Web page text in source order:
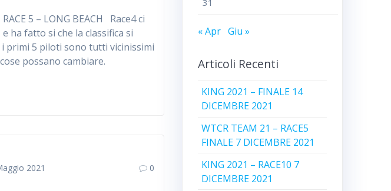
5 – LONG BEACH Race4 ci
ha fatto si che la classifica si
primi 5 piloti sono tutti vicinissimi
possano cambiare.
2021 0
« Apr Giu »
Articoli Recenti
KING 2021 – FINALE 14
DICEMBRE 2021
WTCR TEAM 21 – RACE5
FINALE 7 DICEMBRE 2021
KING 2021 – RACE10 7
DICEMBRE 2021